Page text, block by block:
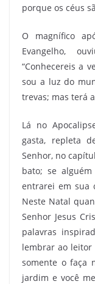
porque os céus
O magnífico
Evangelho,
“Conhecereis a
sou a luz do
trevas; mas terá
Lá no
gasta, repleta
Senhor, no
bato; se
entrarei em sua
Neste Natal
Senhor Jesus
palavras
lembrar ao
somente o faça
jardim e você